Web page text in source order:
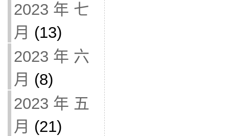
2023 年 七
月 (13)
2023 年 六
月 (8)
2023 年 五
月 (21)